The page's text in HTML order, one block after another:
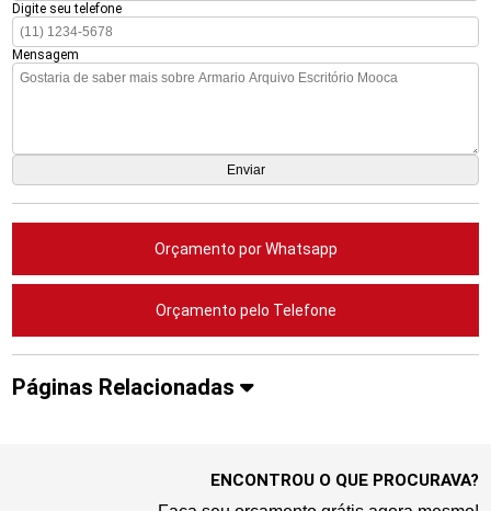
Digite seu telefone
Mensagem
Orçamento por Whatsapp
Orçamento pelo Telefone
Páginas Relacionadas
ENCONTROU O QUE PROCURAVA?